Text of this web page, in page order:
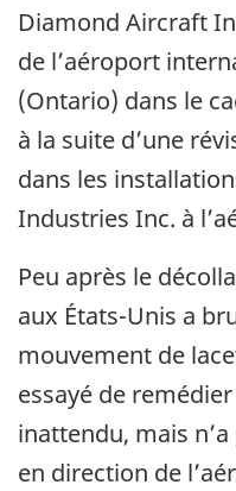
Diamond Aircraft
de l’aéroport
(Ontario) dans le
à la suite d’une
dans les
Industries Inc. à
Peu après le
aux États-Unis a
mouvement de
essayé de
inattendu, mais
en direction de